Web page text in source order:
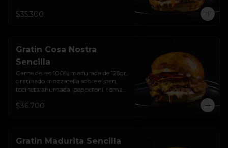
levemente picante y pan brioche
sellado.
$35.300
Gratin Cosa Nostra
Sencilla
Carne de res 100% madurada de 125gr,
gratinado mozzarella sobre el pan,
tocineta ahumada, pepperoni, tomate
crocante, mermelada de arándanos,
$36.700
Gratin Madurita Sencilla